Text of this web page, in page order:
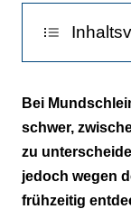
Wie
Wie
Wie
Bei
schwer,
zu
jedoch wegen
frühzeitig